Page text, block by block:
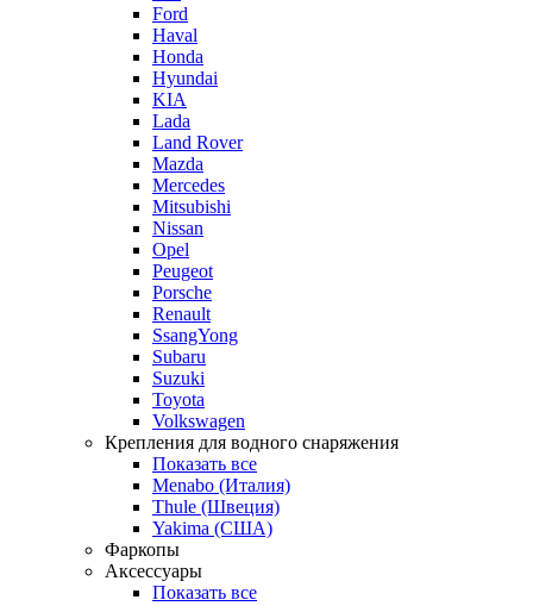
Ford
Haval
Honda
Hyundai
KIA
Lada
Land Rover
Mazda
Mercedes
Mitsubishi
Nissan
Opel
Peugeot
Porsche
Renault
SsangYong
Subaru
Suzuki
Toyota
Volkswagen
Крепления для водного снаряжения
Показать все
Menabo (Италия)
Thule (Швеция)
Yakima (США)
Фаркопы
Аксессуары
Показать все